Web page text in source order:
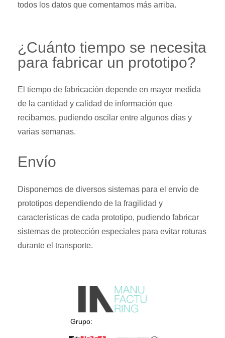
todos los datos que comentamos más arriba.
¿Cuánto tiempo se necesita
para fabricar un prototipo?
El tiempo de fabricación depende en mayor medida
de la cantidad y calidad de información que
recibamos, pudiendo oscilar entre algunos días y
varias semanas.
Envío
Disponemos de diversos sistemas para el envío de
prototipos dependiendo de la fragilidad y
características de cada prototipo, pudiendo fabricar
sistemas de protección especiales para evitar roturas
durante el transporte.
Grupo: